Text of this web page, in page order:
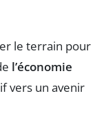
le terrain pour
l’économie
vers un avenir